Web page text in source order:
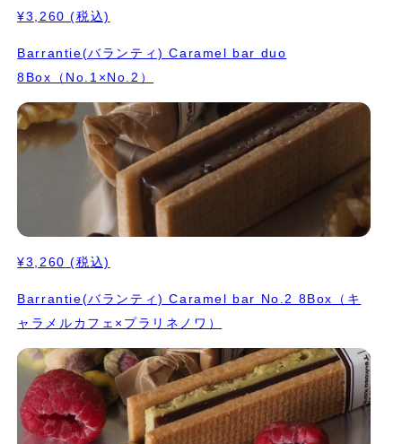
¥3,260 (税込)
Barrantie(バランティ) Caramel bar duo
8Box（No.1×No.2）
¥3,260 (税込)
Barrantie(バランティ) Caramel bar No.2 8Box（キ
ャラメルカフェ×プラリネノワ）